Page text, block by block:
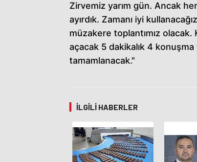
Zirvemiz yarım gün. Ancak
ayırdık. Zamanı iyi
müzakere toplantımız olacak.
açacak 5 dakikalık 4 konuşma
tamamlanacak."
İLGILI HABERLER